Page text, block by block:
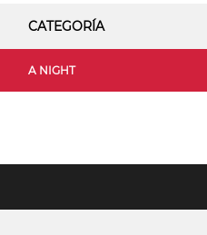
CATEGORÍA
A NIGHT